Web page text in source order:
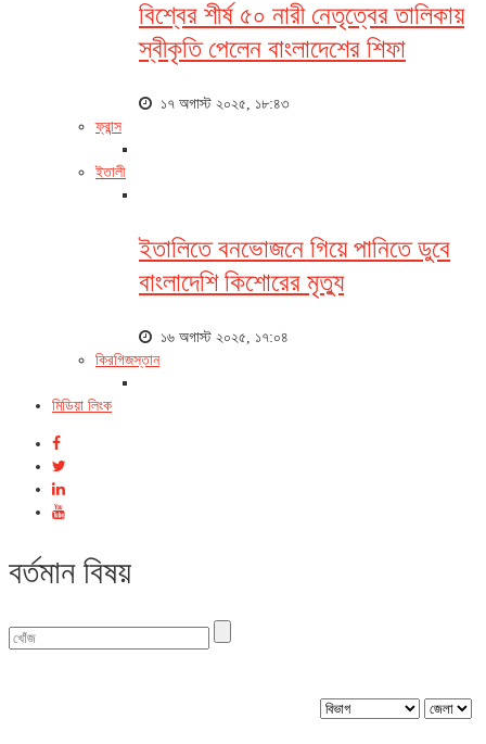
বিশ্বের শীর্ষ ৫০ নারী নেতৃত্বের তালিকায়
স্বীকৃতি পেলেন বাংলাদেশের শিফা
১৭ অগাস্ট ২০২৫, ১৮:৪৩
ফ্রান্স
ইতালী
ইতালিতে বনভোজনে গিয়ে পানিতে ডুবে
বাংলাদেশি কিশোরের মৃত্যু
১৬ অগাস্ট ২০২৫, ১৭:০৪
কিরগিজস্তান
মিডিয়া লিংক
বর্তমান বিষয়